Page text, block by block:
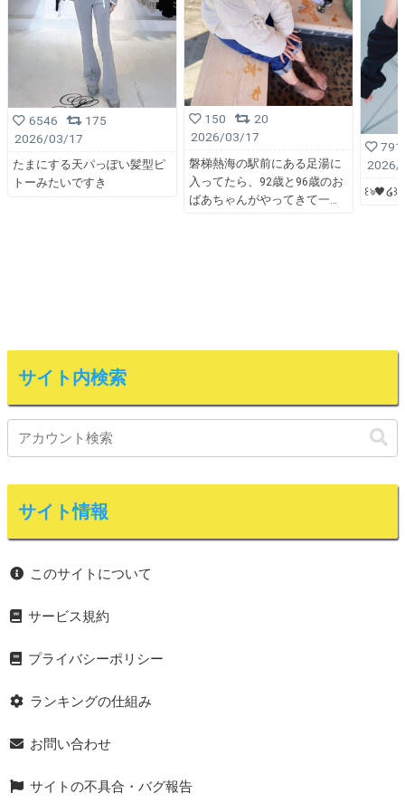
6546
175
2026/03/17
たまにする天パっぽい髪型ピ
トーみたいですき
150
20
2026/03/17
磐梯熱海の駅前にある足湯に
入ってたら、92歳と96歳のお
ばあちゃんがやってきて一
791
2026/
꒰ঌ🖤໒꒱
サイト内検索
サイト情報
このサイトについて
サービス規約
プライバシーポリシー
ランキングの仕組み
お問い合わせ
サイトの不具合・バグ報告